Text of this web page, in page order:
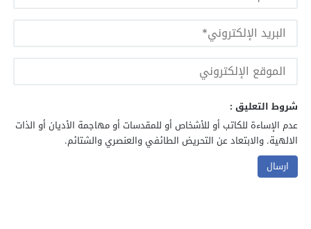
شروط التعليق :
عدم الإساءة للكاتب أو للأشخاص أو للمقدسات أو مهاجمة الأديان أو الذات
الالهية. والابتعاد عن التحريض الطائفي والعنصري والشتائم.